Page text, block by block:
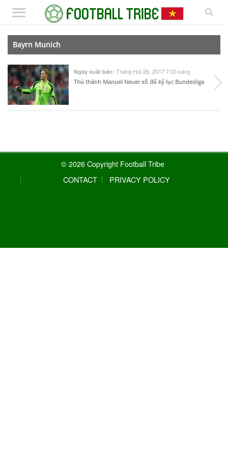
Bayrn Munich
Ngày xuất bản: Tháng Hai 26, 2017 7:00 sáng
Thủ thành Manuel Neuer xô đổ kỷ lục Bundesliga
© 2026 Copyright Football Tribe
CONTACT
PRIVACY POLICY